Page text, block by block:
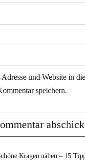
und Website in
speichern.
Kragen nähen – 15